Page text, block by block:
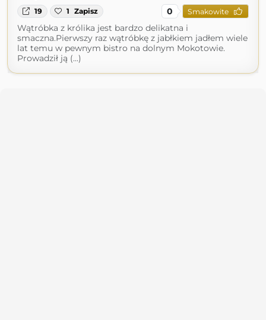
19 1 Zapisz 0 Smakowite
Wątróbka z królika jest bardzo delikatna i
smaczna.Pierwszy raz wątróbkę z jabłkiem jadłem wiele
lat temu w pewnym bistro na dolnym Mokotowie.
Prowadził ją (...)